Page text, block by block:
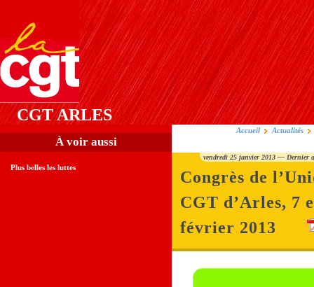
CGT ARLES
Accueil Actualités
vendredi 25 janvier 2013 — Dernier
Congrès de
CGT d’Arles, 7
février 2013
À voir aussi
Plus belles les luttes